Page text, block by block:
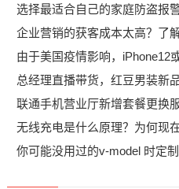
选择最适合自己的家庭防盗报
企业营销的获客成本太高？了
由于美国疫情影响，iPhone12
总经理直播带货，红豆男装新
联通手机营业厅新增套餐更换
无线充电是什么原理？为何现
你可能没用过的v-model 时定